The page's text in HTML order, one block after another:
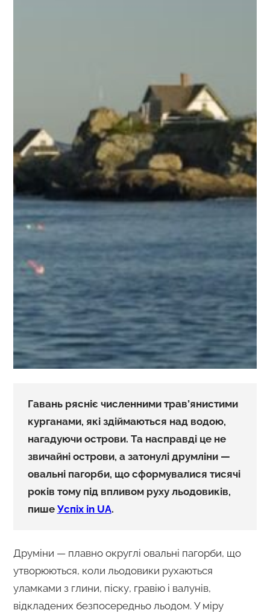
Гавань рясніє численними трав’янистими
курганами, які здіймаються над водою,
нагадуючи острови. Та насправді це не
звичайні острови, а затонулі друмліни —
овальні пагорби, що сформувалися тисячі
років тому під впливом руху льодовиків,
пише Успіх in UA.
Друміни — плавно округлі овальні пагорби, що
утворюються, коли льодовики рухаються
уламками з глини, піску, гравію і валунів,
відкладених безпосередньо льодом. У міру